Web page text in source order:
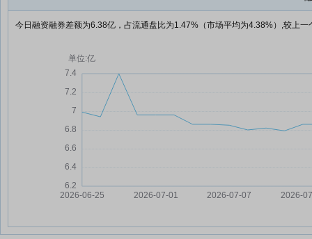
今日融资融券差额为6.38亿，占流通盘比为1.47%（市场平均为4.38%）,较上一